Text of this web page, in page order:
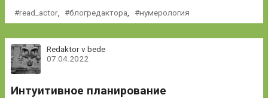
read_actor, блогредактора, нумерология
Redaktor v bede
07.04.2022
Интуитивное планирование